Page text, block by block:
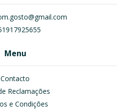
Menu
Contacto
Reclamações
e Condições